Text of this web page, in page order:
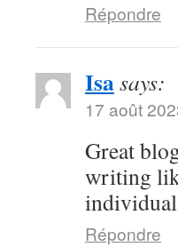
Répondre
Isasays:
17 août
Great
writing
Répondre